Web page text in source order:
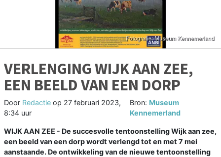
VERLENGING WIJK AAN ZEE,
EEN BEELD VAN EEN DORP
Door Redactie op 27 februari 2023,
8:34 uur
Bron: Museum
Kennemerland
WIJK AAN ZEE - De succesvolle tentoonstelling Wijk aan zee,
een beeld van een dorp wordt verlengd tot en met 7 mei
aanstaande. De ontwikkeling van de nieuwe tentoonstelling